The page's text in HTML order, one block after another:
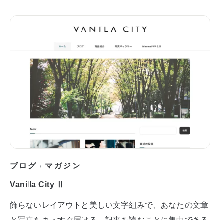
ブログ / マガジン
Vanilla City Ⅱ
飾らないレイアウトと美しい文字組みで、あなたの文章